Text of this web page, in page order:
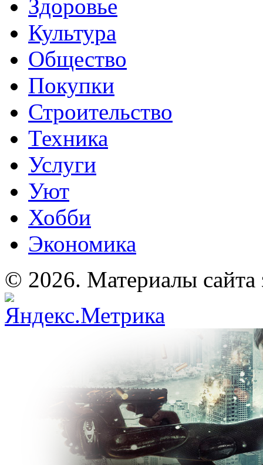
Здоровье
Культура
Общество
Покупки
Строительство
Техника
Услуги
Уют
Хобби
Экономика
© 2026. Материалы